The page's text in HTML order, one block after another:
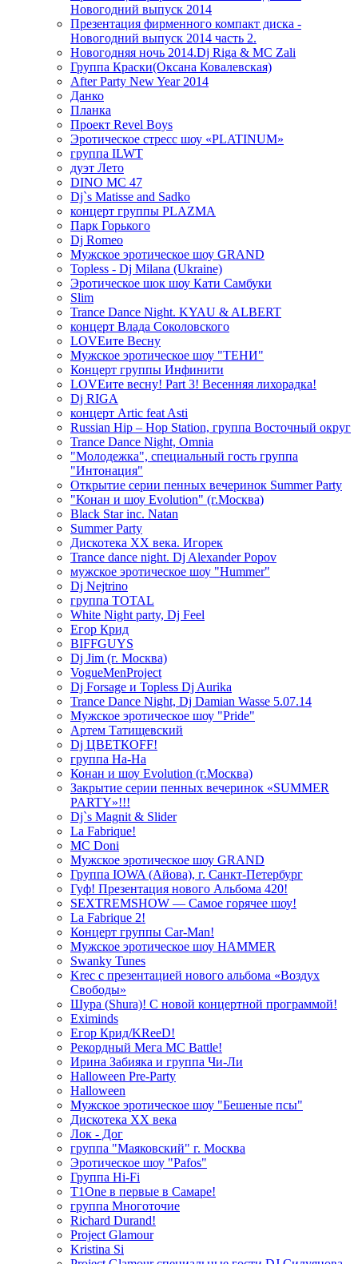
Новогодний выпуск 2014
Презентация фирменного компакт диска -
Новогодний выпуск 2014 часть 2.
Новогодняя ночь 2014.Dj Riga & MC Zali
Группа Краски(Оксана Ковалевская)
After Party New Year 2014
Данко
Планка
Проект Revel Boys
Эротическое стресс шоу «PLATINUM»
группа ILWT
дуэт Лето
DINO MC 47
Dj`s Matisse and Sadko
концерт группы PLAZMA
Парк Горького
Dj Romeo
Мужское эротическое шоу GRAND
Topless - Dj Milana (Ukraine)
Эротическое шок шоу Кати Самбуки
Slim
Trance Dance Night. KYAU & ALBERT
концерт Влада Соколовского
LOVEите Весну
Мужское эротическое шоу "ТЕНИ"
Концерт группы Инфинити
LOVEите весну! Part 3! Весенняя лихорадка!
Dj RIGA
концерт Artic feat Asti
Russian Hip – Hop Station, группа Восточный округ
Trance Dance Night, Omnia
"Молодежка", специальный гость группа
"Интонация"
Открытие серии пенных вечеринок Summer Party
"Конан и шоу Evolution" (г.Москва)
Black Star inc. Natan
Summer Party
Дискотека ХХ века. Игорек
Trance dance night. Dj Alexander Popov
мужское эротическое шоу "Hummer"
Dj Nejtrino
группа TOTAL
White Night party, Dj Feel
Егор Крид
BIFFGUYS
Dj Jim (г. Москва)
VogueMenProject
Dj Forsage и Topless Dj Aurika
Trance Dance Night, Dj Damian Wasse 5.07.14
Мужское эротическое шоу "Pride"
Артем Татищевский
Dj ЦВЕТКOFF!
группа На-На
Конан и шоу Evolution (г.Москва)
Закрытие серии пенных вечеринок «SUMMER
PARTY»!!!
Dj`s Magnit & Slider
La Fabrique!
MC Doni
Мужское эротическое шоу GRAND
Группа IOWA (Айова), г. Санкт-Петербург
Гуф! Презентация нового Альбома 420!
SEXTREMSHOW — Самое горячее шоу!
La Fabrique 2!
Концерт группы Car-Man!
Мужское эротическое шоу HAMMER
Swanky Tunes
Krec с презентацией нового альбома «Воздух
Свободы»
Шура (Shura)! С новой концертной программой!
Eximinds
Егор Крид/KReeD!
Рекордный Мега МС Battle!
Ирина Забияка и группа Чи-Ли
Halloween Pre-Party
Halloween
Мужское эротическое шоу "Бешеные псы"
Дискотека ХХ века
Лок - Дог
группа "Маяковский" г. Москва
Эротическое шоу "Pafos"
Группа Hi-Fi
T1One в первые в Самаре!
группа Многоточие
Richard Durand!
Project Glamour
Kristina Si